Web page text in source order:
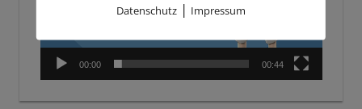
00:00 00:44
Datenschutz| Impressum